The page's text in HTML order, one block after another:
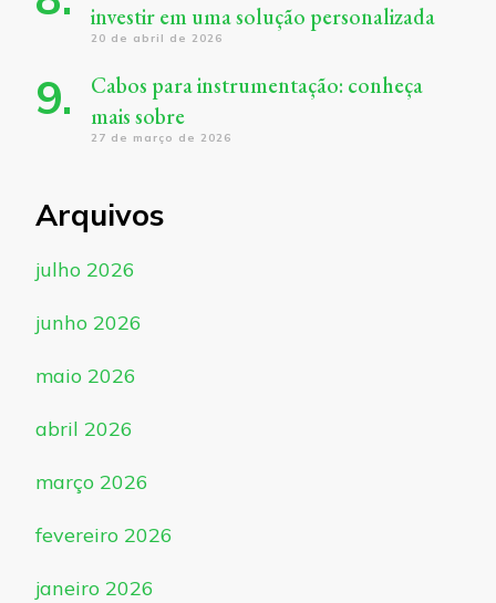
investir em uma solução personalizada
20 de abril de 2026
Cabos para instrumentação: conheça
mais sobre
27 de março de 2026
Arquivos
julho 2026
junho 2026
maio 2026
abril 2026
março 2026
fevereiro 2026
janeiro 2026